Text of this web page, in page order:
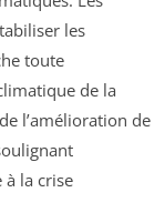
les
toute
de la
l’amélioration de
à la crise